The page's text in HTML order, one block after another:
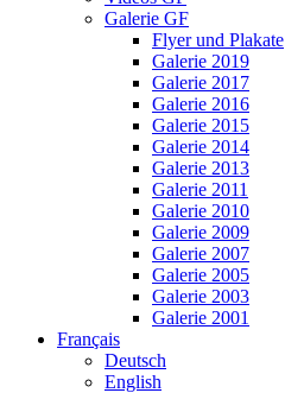
Galerie GF
Flyer und Plakate
Galerie 2019
Galerie 2017
Galerie 2016
Galerie 2015
Galerie 2014
Galerie 2013
Galerie 2011
Galerie 2010
Galerie 2009
Galerie 2007
Galerie 2005
Galerie 2003
Galerie 2001
Français
Deutsch
English